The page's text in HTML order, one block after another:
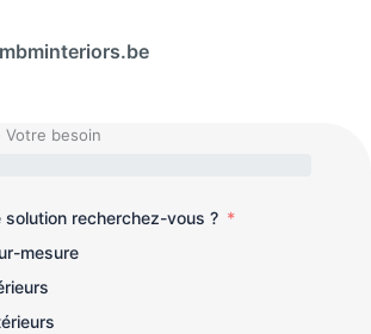
Votre besoin
solution recherchez-vous ?
mesure